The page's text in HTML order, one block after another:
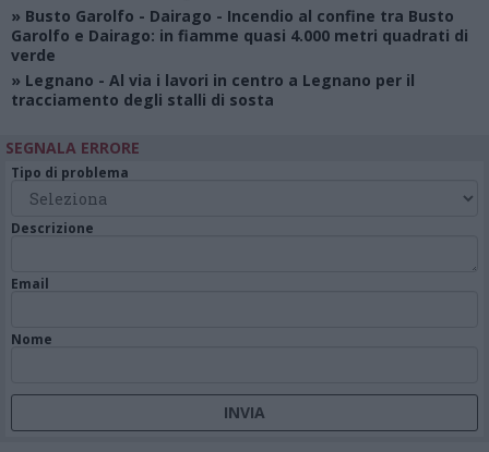
» Busto Garolfo - Dairago - Incendio al confine tra Busto
Garolfo e Dairago: in fiamme quasi 4.000 metri quadrati di
verde
» Legnano - Al via i lavori in centro a Legnano per il
tracciamento degli stalli di sosta
SEGNALA ERRORE
Tipo di problema
Descrizione
Email
Nome